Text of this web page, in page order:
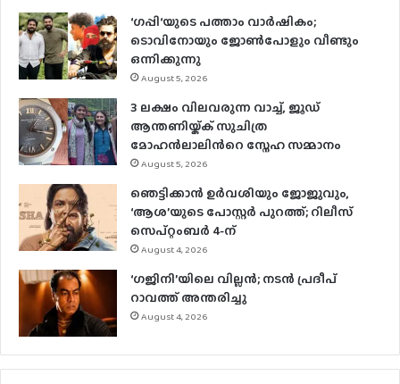
‘ഗപ്പി‘യുടെ പത്താം വാർഷികം;
ടൊവിനോയും ജോൺപോളും വീണ്ടും
ഒന്നിക്കുന്നു
August 5, 2026
3 ലക്ഷം വിലവരുന്ന വാച്ച്, ജൂഡ്
ആന്തണിയ്ക്ക് സുചിത്ര
മോഹൻലാലിൻറെ സ്നേഹ സമ്മാനം
August 5, 2026
ഞെട്ടിക്കാൻ ഉർവശിയും ജോജുവും,
‘ആശ’യുടെ പോസ്റ്റർ പുറത്ത്; റിലീസ്
സെപ്റ്റംബർ 4-ന്
August 4, 2026
‘ഗജിനി’യിലെ വില്ലൻ; നടൻ പ്രദീപ്
റാവത്ത് അന്തരിച്ചു
August 4, 2026